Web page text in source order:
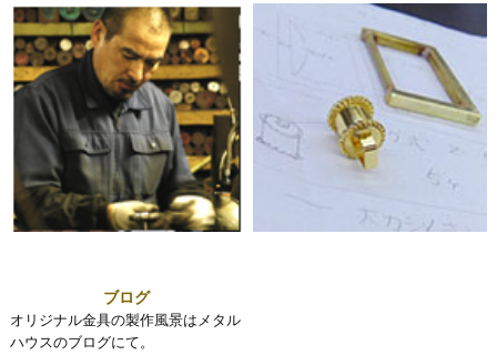
ブログ
オリジナル金具の製作風景はメタル
ハウスのブログにて。